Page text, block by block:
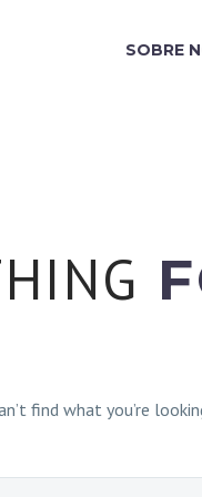
SOBRE
find what you’re